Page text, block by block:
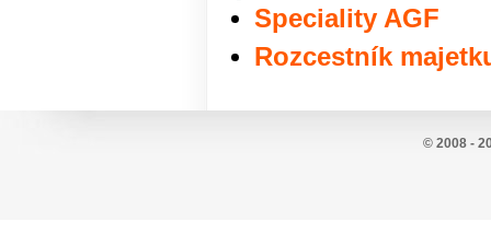
Speciality AGF
Rozcestník
© 2008 -